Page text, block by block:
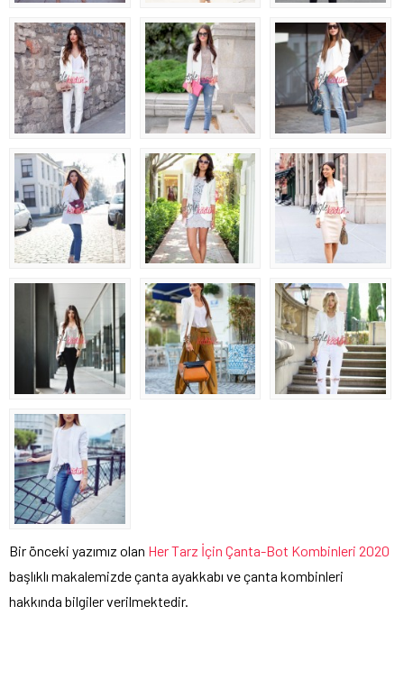
Bir önceki yazımız olan Her Tarz İçin Çanta-Bot Kombinleri 2020
başlıklı makalemizde çanta ayakkabı ve çanta kombinleri
hakkında bilgiler verilmektedir.